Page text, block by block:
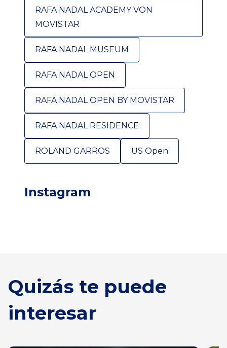
RAFA NADAL ACADEMY VON
MOVISTAR
RAFA NADAL MUSEUM
RAFA NADAL OPEN
RAFA NADAL OPEN BY MOVISTAR
RAFA NADAL RESIDENCE
ROLAND GARROS US Open
Instagram
Quizás te puede
interesar